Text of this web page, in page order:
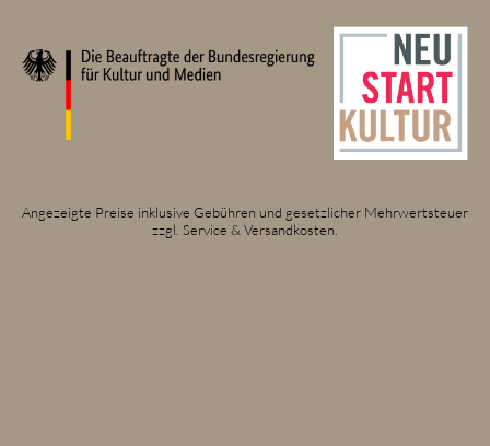
Angezeigte Preise inklusive Gebühren und gesetzlicher Mehrwertsteuer
zzgl. Service & Versandkosten.